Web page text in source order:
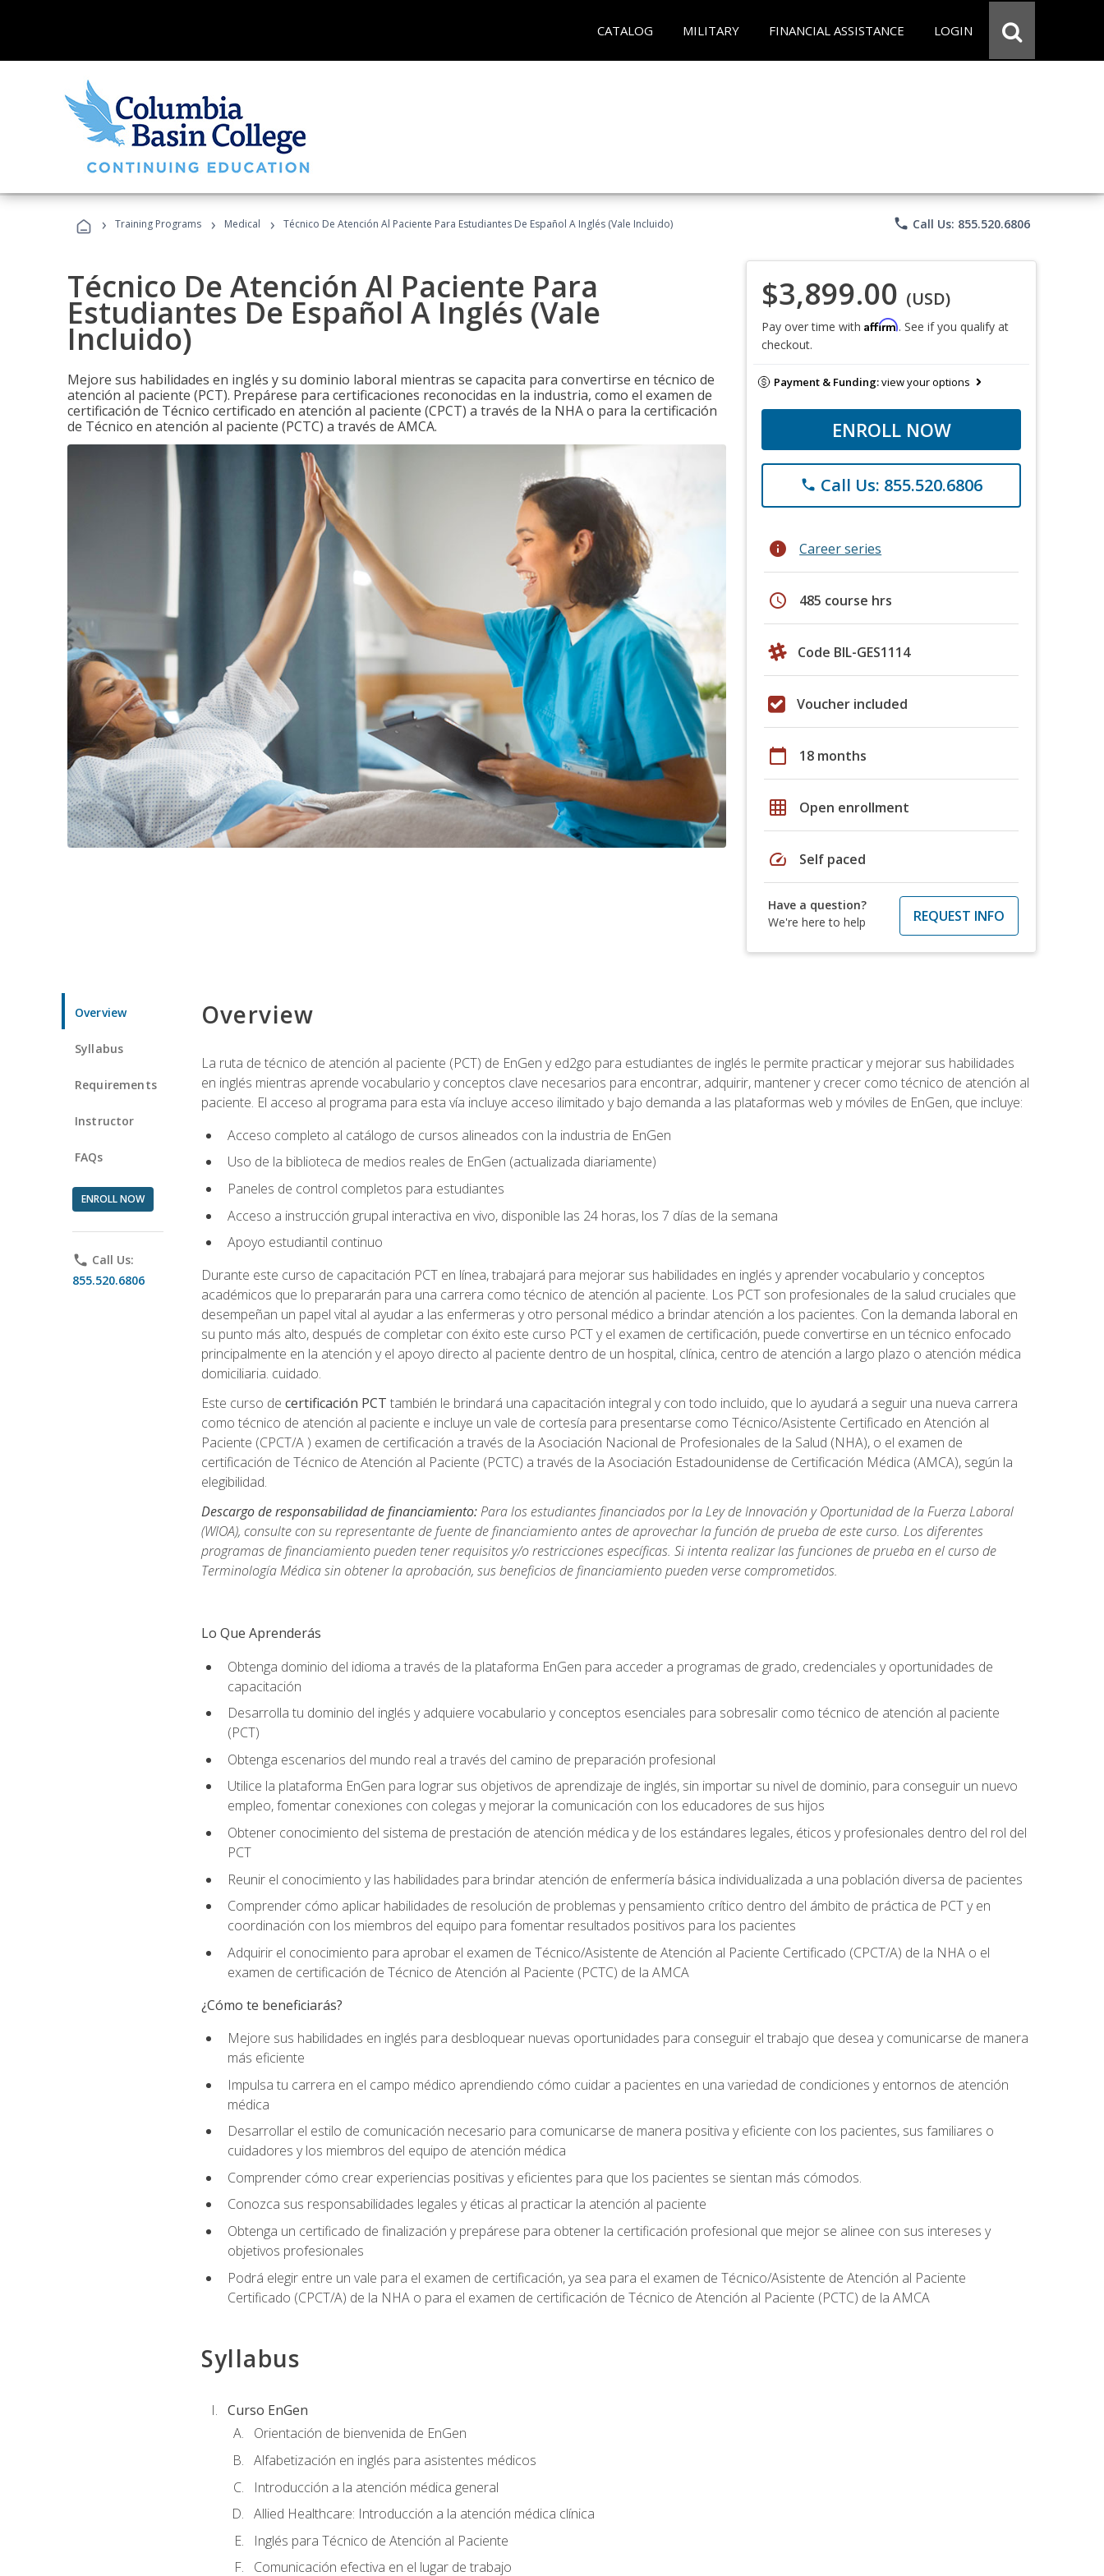
CATALOG MILITARY FINANCIAL ASSISTANCE LOGIN
› Training Programs › Medical › Técnico De Atención Al Paciente Para Estudiantes De Español A Inglés (Vale Incluido) phone Call Us: 855.520.6806
Técnico De Atención Al Paciente Para
Estudiantes De Español A Inglés (Vale
Incluido)
Mejore sus habilidades en inglés y su dominio laboral mientras se capacita para convertirse en técnico de
atención al paciente (PCT). Prepárese para certificaciones reconocidas en la industria, como el examen de
certificación de Técnico certificado en atención al paciente (CPCT) a través de la NHA o para la certificación
de Técnico en atención al paciente (PCTC) a través de AMCA.
$3,899.00 (USD)
Pay over time with Affirm. See if you qualify at
checkout.
Payment & Funding:view your options
ENROLL NOW
phone Call Us: 855.520.6806
info Career series
schedule 485 course hrs
Code BIL-GES1114
Voucher included
calendar_today 18 months
grid_on Open enrollment
speed Self paced
Have a question?
We're here to help
REQUEST INFO
Overview
Syllabus
Requirements
Instructor
FAQs
ENROLL NOW
phone Call Us:
855.520.6806
Overview
La ruta de técnico de atención al paciente (PCT) de EnGen y ed2go para estudiantes de inglés le permite practicar y mejorar sus habilidades
en inglés mientras aprende vocabulario y conceptos clave necesarios para encontrar, adquirir, mantener y crecer como técnico de atención al
paciente. El acceso al programa para esta vía incluye acceso ilimitado y bajo demanda a las plataformas web y móviles de EnGen, que incluye:
Acceso completo al catálogo de cursos alineados con la industria de EnGen
Uso de la biblioteca de medios reales de EnGen (actualizada diariamente)
Paneles de control completos para estudiantes
Acceso a instrucción grupal interactiva en vivo, disponible las 24 horas, los 7 días de la semana
Apoyo estudiantil continuo
Durante este curso de capacitación PCT en línea, trabajará para mejorar sus habilidades en inglés y aprender vocabulario y conceptos
académicos que lo prepararán para una carrera como técnico de atención al paciente. Los PCT son profesionales de la salud cruciales que
desempeñan un papel vital al ayudar a las enfermeras y otro personal médico a brindar atención a los pacientes. Con la demanda laboral en
su punto más alto, después de completar con éxito este curso PCT y el examen de certificación, puede convertirse en un técnico enfocado
principalmente en la atención y el apoyo directo al paciente dentro de un hospital, clínica, centro de atención a largo plazo o atención médica
domiciliaria. cuidado.
Este curso de certificación PCT también le brindará una capacitación integral y con todo incluido, que lo ayudará a seguir una nueva carrera
como técnico de atención al paciente e incluye un vale de cortesía para presentarse como Técnico/Asistente Certificado en Atención al
Paciente (CPCT/A ) examen de certificación a través de la Asociación Nacional de Profesionales de la Salud (NHA), o el examen de
certificación de Técnico de Atención al Paciente (PCTC) a través de la Asociación Estadounidense de Certificación Médica (AMCA), según la
elegibilidad.
Descargo de responsabilidad de financiamiento:Para los estudiantes financiados por la Ley de Innovación y Oportunidad de la Fuerza Laboral
(WIOA), consulte con su representante de fuente de financiamiento antes de aprovechar la función de prueba de este curso. Los diferentes
programas de financiamiento pueden tener requisitos y/o restricciones específicas. Si intenta realizar las funciones de prueba en el curso de
Terminología Médica sin obtener la aprobación, sus beneficios de financiamiento pueden verse comprometidos.
Lo Que Aprenderás
Obtenga dominio del idioma a través de la plataforma EnGen para acceder a programas de grado, credenciales y oportunidades de
capacitación
Desarrolla tu dominio del inglés y adquiere vocabulario y conceptos esenciales para sobresalir como técnico de atención al paciente
(PCT)
Obtenga escenarios del mundo real a través del camino de preparación profesional
Utilice la plataforma EnGen para lograr sus objetivos de aprendizaje de inglés, sin importar su nivel de dominio, para conseguir un nuevo
empleo, fomentar conexiones con colegas y mejorar la comunicación con los educadores de sus hijos
Obtener conocimiento del sistema de prestación de atención médica y de los estándares legales, éticos y profesionales dentro del rol del
PCT
Reunir el conocimiento y las habilidades para brindar atención de enfermería básica individualizada a una población diversa de pacientes
Comprender cómo aplicar habilidades de resolución de problemas y pensamiento crítico dentro del ámbito de práctica de PCT y en
coordinación con los miembros del equipo para fomentar resultados positivos para los pacientes
Adquirir el conocimiento para aprobar el examen de Técnico/Asistente de Atención al Paciente Certificado (CPCT/A) de la NHA o el
examen de certificación de Técnico de Atención al Paciente (PCTC) de la AMCA
¿Cómo te beneficiarás?
Mejore sus habilidades en inglés para desbloquear nuevas oportunidades para conseguir el trabajo que desea y comunicarse de manera
más eficiente
Impulsa tu carrera en el campo médico aprendiendo cómo cuidar a pacientes en una variedad de condiciones y entornos de atención
médica
Desarrollar el estilo de comunicación necesario para comunicarse de manera positiva y eficiente con los pacientes, sus familiares o
cuidadores y los miembros del equipo de atención médica
Comprender cómo crear experiencias positivas y eficientes para que los pacientes se sientan más cómodos.
Conozca sus responsabilidades legales y éticas al practicar la atención al paciente
Obtenga un certificado de finalización y prepárese para obtener la certificación profesional que mejor se alinee con sus intereses y
objetivos profesionales
Podrá elegir entre un vale para el examen de certificación, ya sea para el examen de Técnico/Asistente de Atención al Paciente
Certificado (CPCT/A) de la NHA o para el examen de certificación de Técnico de Atención al Paciente (PCTC) de la AMCA
Syllabus
Curso EnGen
Orientación de bienvenida de EnGen
Alfabetización en inglés para asistentes médicos
Introducción a la atención médica general
Allied Healthcare: Introducción a la atención médica clínica
Inglés para Técnico de Atención al Paciente
Comunicación efectiva en el lugar de trabajo